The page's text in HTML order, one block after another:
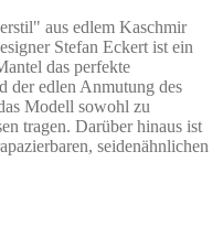
aus edlem Kaschmir
Stefan Eckert ist ein
das perfekte
der edlen Anmutung des
Modell sowohl zu
tragen. Darüber hinaus ist
seidenähnlichen